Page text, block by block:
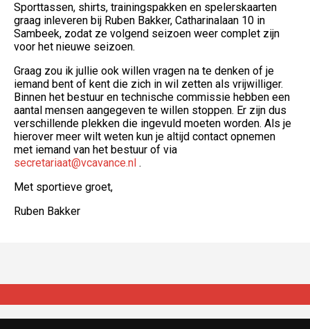
Sporttassen, shirts, trainingspakken en spelerskaarten
graag inleveren bij Ruben Bakker, Catharinalaan 10 in
Sambeek, zodat ze volgend seizoen weer complet zijn
voor het nieuwe seizoen.
Graag zou ik jullie ook willen vragen na te denken of je
iemand bent of kent die zich in wil zetten als vrijwilliger.
Binnen het bestuur en technische commissie hebben een
aantal mensen aangegeven te willen stoppen. Er zijn dus
verschillende plekken die ingevuld moeten worden. Als je
hierover meer wilt weten kun je altijd contact opnemen
met iemand van het bestuur of via
secretariaat@vcavance.nl .
Met sportieve groet,
Ruben Bakker